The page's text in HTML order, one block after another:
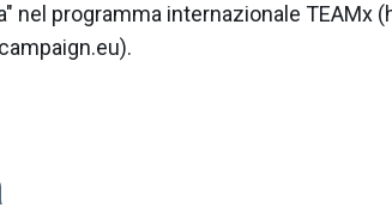
nel programma internazionale